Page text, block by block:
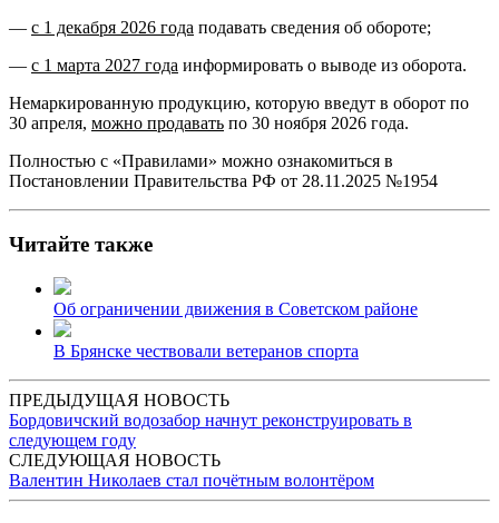
— с 1 декабря 2026 года подавать сведения об обороте;
— с 1 марта 2027 года информировать о выводе из оборота.
Немаркированную продукцию, которую введут в оборот по
30 апреля, можно продавать по 30 ноября 2026 года.
Полностью с «Правилами» можно ознакомиться в
Постановлении Правительства РФ от 28.11.2025 №1954
Читайте также
Об ограничении движения в Советском районе
В Брянске чествовали ветеранов спорта
ПРЕДЫДУЩАЯ НОВОСТЬ
Бордовичский водозабор начнут реконструировать в
следующем году
СЛЕДУЮЩАЯ НОВОСТЬ
Валентин Николаев стал почётным волонтёром